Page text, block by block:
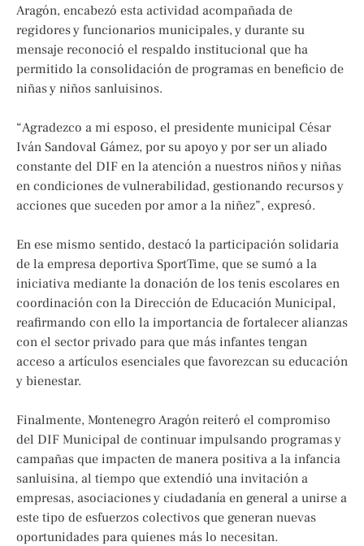
Aragón, encabezó esta actividad acompañada de
regidores y funcionarios municipales, y durante su
mensaje reconoció el respaldo institucional que ha
permitido la consolidación de programas en beneficio de
niñas y niños sanluisinos.
“Agradezco a mi esposo, el presidente municipal César
Iván Sandoval Gámez, por su apoyo y por ser un aliado
constante del DIF en la atención a nuestros niños y niñas
en condiciones de vulnerabilidad, gestionando recursos y
acciones que suceden por amor a la niñez”, expresó.
En ese mismo sentido, destacó la participación solidaria
de la empresa deportiva SportTime, que se sumó a la
iniciativa mediante la donación de los tenis escolares en
coordinación con la Dirección de Educación Municipal,
reafirmando con ello la importancia de fortalecer alianzas
con el sector privado para que más infantes tengan
acceso a artículos esenciales que favorezcan su educación
y bienestar.
Finalmente, Montenegro Aragón reiteró el compromiso
del DIF Municipal de continuar impulsando programas y
campañas que impacten de manera positiva a la infancia
sanluisina, al tiempo que extendió una invitación a
empresas, asociaciones y ciudadanía en general a unirse a
este tipo de esfuerzos colectivos que generan nuevas
oportunidades para quienes más lo necesitan.